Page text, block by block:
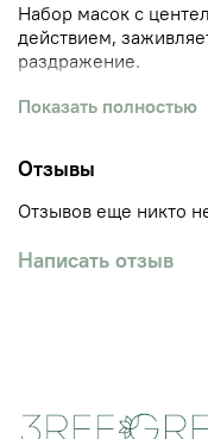
Набор масок с
действием,
раздражение.
Маска делает кожу
центеллы азиатской,
обладает
защитные функции,
чувствительную кожу.
Содержит комплекс
Экстракт
Показать полностью
Отзывы
Отзывов еще никто
Написать отзыв